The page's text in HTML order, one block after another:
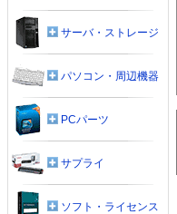
サーバ・ストレージ
パソコン・周辺機器
PCパーツ
サプライ
ソフト・ライセンス